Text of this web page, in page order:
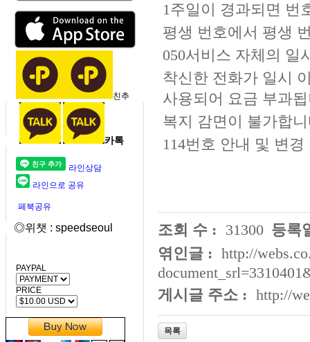
친추
카톡
라인상담
라인으로 공유
페북공유
◎위챗 : speedseoul
PAYPAL
PRICE
1주일이 경과되면 번
평생 번호에서 평생
050서비스 자체의 일
착신한 전화가 일시
사용되어 요금 부과
복지 감면이 불가합
114번호 안내 및 변
조회 수 : 31300 등록
엮인글 : http://
게시글 주소 : http://
목록